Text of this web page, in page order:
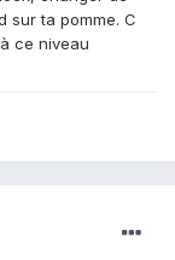
sur ta pomme. C
ce niveau